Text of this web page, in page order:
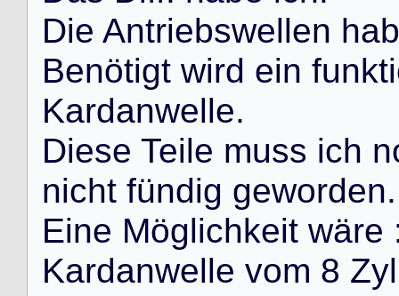
Die Antriebswellen hab
Benötigt wird ein funkti
Kardanwelle.
Diese Teile muss ich n
nicht fündig geworden.
Eine Möglichkeit wäre
Kardanwelle vom 8 Zyl